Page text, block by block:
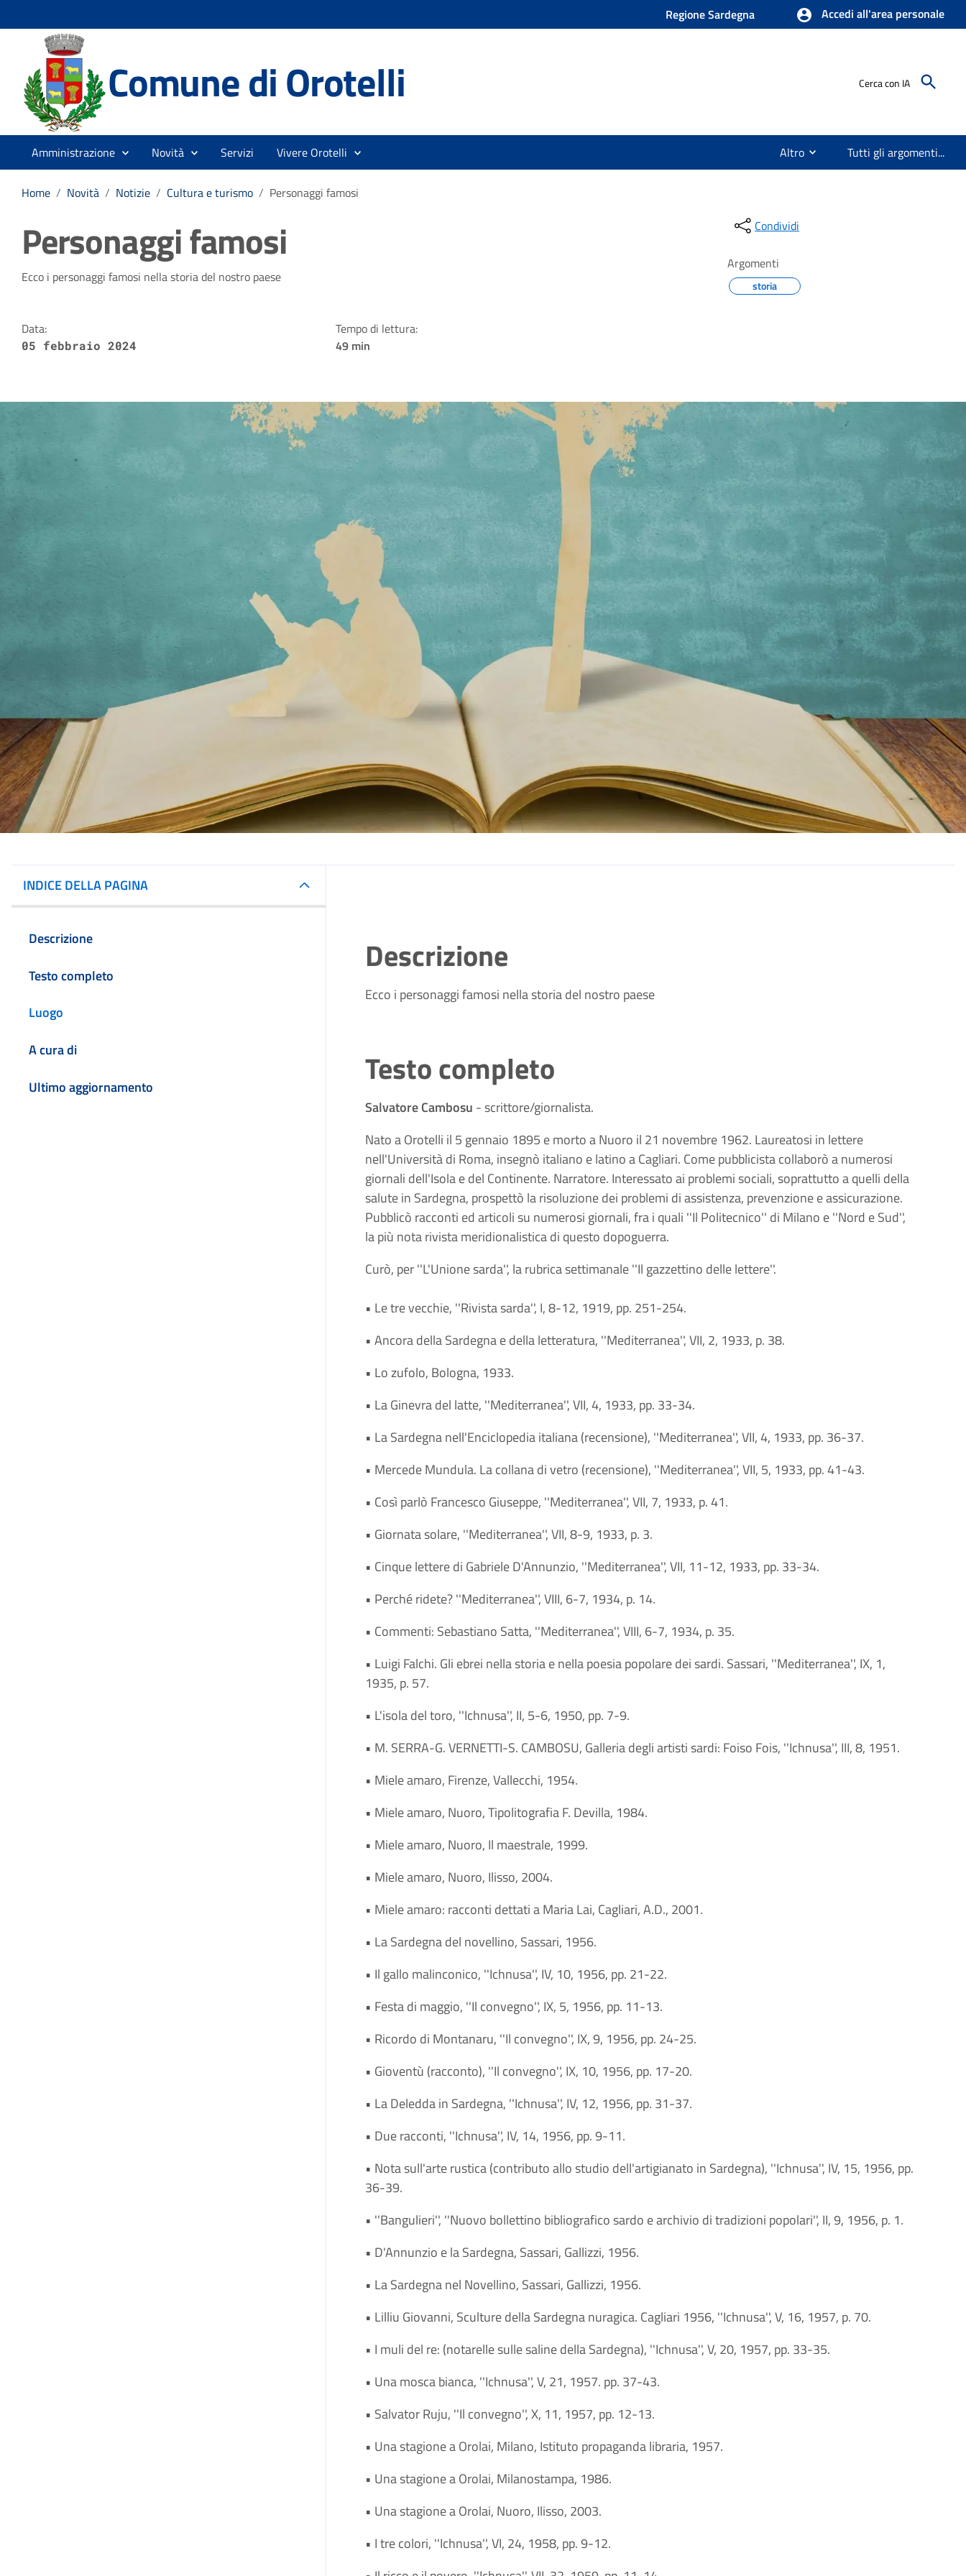
Regione Sardegna Accedi all'area personale
Comune di Orotelli Cerca con IA
Amministrazione Novità Servizi Vivere Orotelli Altro Tutti gli argomenti...
Home / Novità / Notizie / Cultura e turismo / Personaggi famosi
Personaggi famosi
Dettagli della notizia
Ecco i personaggi famosi nella storia del nostro paese
Data:
05 febbraio 2024
Tempo di lettura:
49 min
Condividi
Argomenti
storia
INDICE DELLA PAGINA
Descrizione
Testo completo
Luogo
A cura di
Ultimo aggiornamento
Descrizione
Ecco i personaggi famosi nella storia del nostro paese
Testo completo
Salvatore Cambosu - scrittore/giornalista.
Nato a Orotelli il 5 gennaio 1895 e morto a Nuoro il 21 novembre 1962. Laureatosi in lettere
nell'Università di Roma, insegnò italiano e latino a Cagliari. Come pubblicista collaborò a numerosi
giornali dell'Isola e del Continente. Narratore. Interessato ai problemi sociali, soprattutto a quelli della
salute in Sardegna, prospettò la risoluzione dei problemi di assistenza, prevenzione e assicurazione.
Pubblicò racconti ed articoli su numerosi giornali, fra i quali ''Il Politecnico'' di Milano e ''Nord e Sud'',
la più nota rivista meridionalistica di questo dopoguerra.
Curò, per ''L'Unione sarda'', la rubrica settimanale ''Il gazzettino delle lettere''.
• Le tre vecchie, ''Rivista sarda'', I, 8-12, 1919, pp. 251-254.
• Ancora della Sardegna e della letteratura, ''Mediterranea'', VII, 2, 1933, p. 38.
• Lo zufolo, Bologna, 1933.
• La Ginevra del latte, ''Mediterranea'', VII, 4, 1933, pp. 33-34.
• La Sardegna nell'Enciclopedia italiana (recensione), ''Mediterranea'', VII, 4, 1933, pp. 36-37.
• Mercede Mundula. La collana di vetro (recensione), ''Mediterranea'', VII, 5, 1933, pp. 41-43.
• Così parlò Francesco Giuseppe, ''Mediterranea'', VII, 7, 1933, p. 41.
• Giornata solare, ''Mediterranea'', VII, 8-9, 1933, p. 3.
• Cinque lettere di Gabriele D'Annunzio, ''Mediterranea'', VII, 11-12, 1933, pp. 33-34.
• Perché ridete? ''Mediterranea'', VIII, 6-7, 1934, p. 14.
• Commenti: Sebastiano Satta, ''Mediterranea'', VIII, 6-7, 1934, p. 35.
• Luigi Falchi. Gli ebrei nella storia e nella poesia popolare dei sardi. Sassari, ''Mediterranea'', IX, 1,
1935, p. 57.
• L'isola del toro, ''Ichnusa'', II, 5-6, 1950, pp. 7-9.
• M. SERRA-G. VERNETTI-S. CAMBOSU, Galleria degli artisti sardi: Foiso Fois, ''Ichnusa'', III, 8, 1951.
• Miele amaro, Firenze, Vallecchi, 1954.
• Miele amaro, Nuoro, Tipolitografia F. Devilla, 1984.
• Miele amaro, Nuoro, Il maestrale, 1999.
• Miele amaro, Nuoro, Ilisso, 2004.
• Miele amaro: racconti dettati a Maria Lai, Cagliari, A.D., 2001.
• La Sardegna del novellino, Sassari, 1956.
• Il gallo malinconico, ''Ichnusa'', IV, 10, 1956, pp. 21-22.
• Festa di maggio, ''Il convegno'', IX, 5, 1956, pp. 11-13.
• Ricordo di Montanaru, ''Il convegno'', IX, 9, 1956, pp. 24-25.
• Gioventù (racconto), ''Il convegno'', IX, 10, 1956, pp. 17-20.
• La Deledda in Sardegna, ''Ichnusa'', IV, 12, 1956, pp. 31-37.
• Due racconti, ''Ichnusa'', IV, 14, 1956, pp. 9-11.
• Nota sull'arte rustica (contributo allo studio dell'artigianato in Sardegna), ''Ichnusa'', IV, 15, 1956, pp.
36-39.
• ''Bangulieri'', ''Nuovo bollettino bibliografico sardo e archivio di tradizioni popolari'', II, 9, 1956, p. 1.
• D'Annunzio e la Sardegna, Sassari, Gallizzi, 1956.
• La Sardegna nel Novellino, Sassari, Gallizzi, 1956.
• Lilliu Giovanni, Sculture della Sardegna nuragica. Cagliari 1956, ''Ichnusa'', V, 16, 1957, p. 70.
• I muli del re: (notarelle sulle saline della Sardegna), ''Ichnusa'', V, 20, 1957, pp. 33-35.
• Una mosca bianca, ''Ichnusa'', V, 21, 1957. pp. 37-43.
• Salvator Ruju, ''Il convegno'', X, 11, 1957, pp. 12-13.
• Una stagione a Orolai, Milano, Istituto propaganda libraria, 1957.
• Una stagione a Orolai, Milanostampa, 1986.
• Una stagione a Orolai, Nuoro, Ilisso, 2003.
• I tre colori, ''Ichnusa'', VI, 24, 1958, pp. 9-12.